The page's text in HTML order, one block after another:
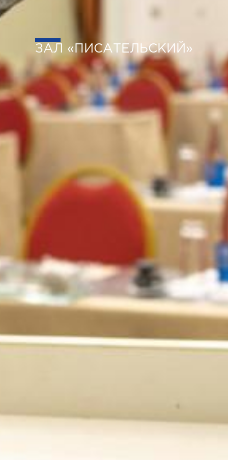
ЗАЛ «ПИСАТЕЛЬСКИЙ»